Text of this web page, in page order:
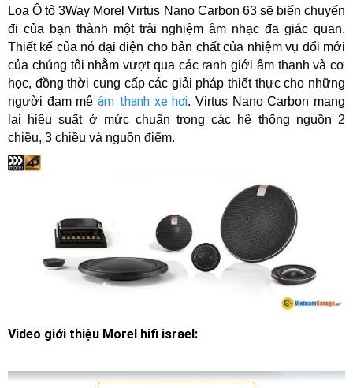
Loa Ô tô 3Way Morel Virtus Nano Carbon 63 sẽ biến chuyến
đi của bạn thành một trải nghiệm âm nhạc đa giác quan.
Thiết kế của nó đại diện cho bản chất của nhiệm vụ đổi mới
của chúng tôi nhằm vượt qua các ranh giới âm thanh và cơ
học, đồng thời cung cấp các giải pháp thiết thực cho những
người đam mêâm thanh xe hơi. Virtus Nano Carbon mang
lại hiệu suất ở mức chuẩn trong các hệ thống nguồn 2
chiều, 3 chiều và nguồn điểm.
Video giới thiệu Morel hifi israel: